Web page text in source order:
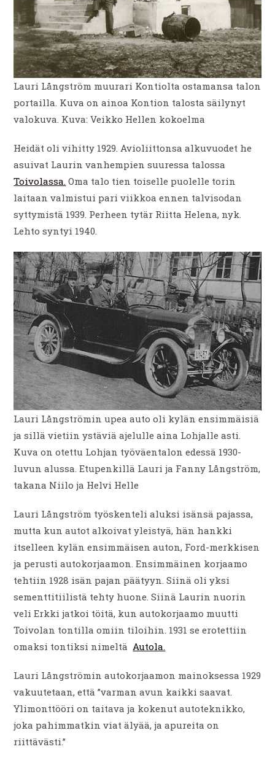
Lauri Långström muurari Kontiolta ostamansa talon
portailla. Kuva on ainoa Kontion talosta säilynyt
valokuva. Kuva: Veikko Hellen kokoelma
Heidät oli vihitty 1929. Avioliittonsa alkuvuodet he
asuivat Laurin vanhempien suuressa talossa
Toivolassa. Oma talo tien toiselle puolelle torin
laitaan valmistui pari viikkoa ennen talvisodan
syttymistä 1939. Perheen tytär Riitta Helena, nyk.
Lehto syntyi 1940.
Lauri Långströmin upea auto oli kylän ensimmäisiä
ja sillä vietiin ystäviä ajelulle aina Lohjalle asti.
Kuva on otettu Lohjan työväentalon edessä 1930-
luvun alussa. Etupenkillä Lauri ja Fanny Långström,
takana Niilo ja Helvi Helle
Lauri Långström työskenteli aluksi isänsä pajassa,
mutta kun autot alkoivat yleistyä, hän hankki
itselleen kylän ensimmäisen auton, Ford-merkkisen
ja perusti autokorjaamon. Ensimmäinen korjaamo
tehtiin 1928 isän pajan päätyyn. Siinä oli yksi
sementtitiilistä tehty huone. Siinä Laurin nuorin
veli Erkki jatkoi töitä, kun autokorjaamo muutti
Toivolan tontilla omiin tiloihin. 1931 se erotettiin
omaksi tontiksi nimeltä Autola.
Lauri Långströmin autokorjaamon mainoksessa 1929
vakuutetaan, että ”varman avun kaikki saavat.
Ylimonttööri on taitava ja kokenut autoteknikko,
joka pahimmatkin viat älyää, ja apureita on
riittävästi.”